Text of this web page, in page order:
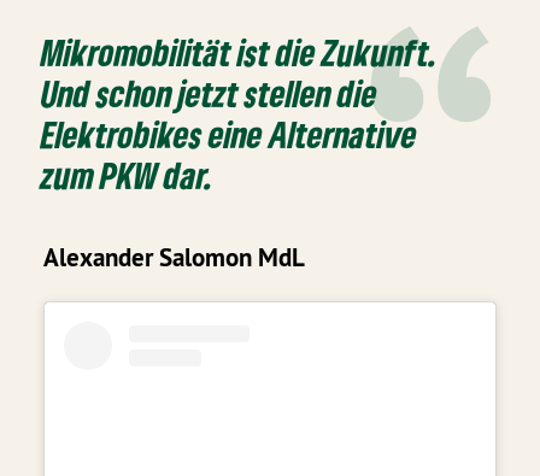
Mikromobilität ist die Zukunft.
Und schon jetzt stellen die
Elektrobikes eine Alternative
zum PKW dar.
Alexander Salomon MdL